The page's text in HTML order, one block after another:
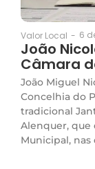
Valor Local - 6
João
Câmara
João Miguel
Concelhia do
tradicional
Alenquer, que
Municipal, nas